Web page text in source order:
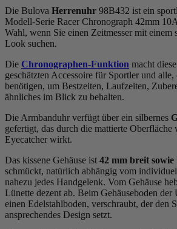
Die Bulova Herrenuhr 98B432 ist ein
Modell-Serie Racer Chronograph 42mm
Wahl, wenn Sie einen Zeitmesser mit einem
Look suchen.
Die Chronographen-Funktion macht
geschätzten Accessoire für Sportler und
benötigen, um Bestzeiten, Laufzeiten,
ähnliches im Blick zu behalten.
Die Armbanduhr verfügt über ein silbernes
gefertigt, das durch die mattierte Oberfläche
Eyecatcher wirkt.
Das kissene Gehäuse ist 42 mm breit sowie
schmückt, natürlich abhängig vom
nahezu jedes Handgelenk. Vom Gehäuse
Lünette dezent ab. Beim Gehäuseboden der
einen Edelstahlboden, verschraubt, der den
ansprechendes Design setzt.